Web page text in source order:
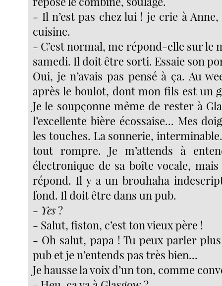
- Il n’est pas chez lui ! je crie à
cuisine.
- C’est normal, me répond-elle sur le
samedi. Il doit être sorti. Essaie son
Oui, je n’avais pas pensé à ça. Au
après le boulot, dont mon fils est un
Je le soupçonne même de rester à
l’excellente bière écossaise... Mes
les touches. La sonnerie,
tout rompre. Je m’attends à
électronique de sa boîte vocale, mais
répond. Il y a un brouhaha
fond. Il doit être dans un pub.
- Yes?
- Salut, fiston, c’est ton vieux père !
- Oh salut, papa ! Tu peux parler
pub et je n’entends pas très bien...
Je hausse la voix d’un ton, comme